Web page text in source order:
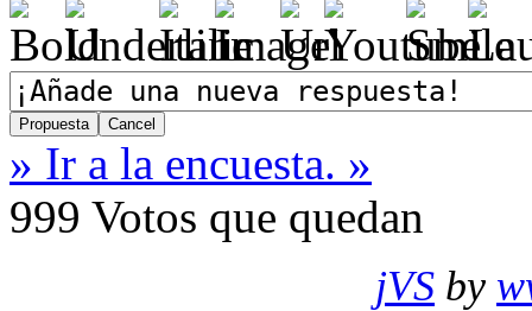
» Ir a la encuesta. »
999 Votos que quedan
jVS by